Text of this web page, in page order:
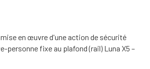
mise en œuvre d'une action de sécurité
personne fixe au plafond (rail) Luna X5 –